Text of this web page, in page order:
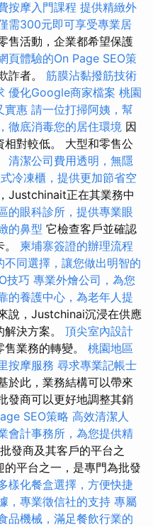
按摩入門課程 提供精緻外
需300元即可享受專業居
售活動，企業都希望保護
頁體驗的On Page SEO策
詐者。 筋膜沾黏撥筋技術
優化Google商家檔案 桃園
實惠 請一位打掃阿姨，幫
徹底消毒您的居住環境 因
相對較低。 大型和零售公
清潔公司費用透明，無隱
冷凍櫃，提供更加節省空
Justchinait正在其業務中
的眼科診所，提供專業眼
的鼻型 它檢查客戶並確認
柬埔寨簽證的辦理流程
同選擇，讓您做出明智的
技巧 專業外燴公司，為您
的養護中心，為老年人提
說，Justchinai沉浸在供應
決方案。 頂尖室內設計
業務的轉變。 桃園地區
按摩服務 尋求專業記帳士
於此，業務結構可以帶來
發商可以更好地調整其銷
SEO策略 高效清潔人
會計事務所，為您提供精
發商及其客戶的平台之
平台之一，是專門為批發
樣化餐盒選擇，方便快捷
，專業徵信社的支持 專屬
品機械，滿足餐飲行業的